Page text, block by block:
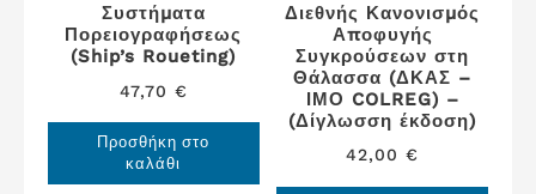
Συστήματα
Πορειογραφήσεως
(Ship’s Roueting)
47,70 €
Προσθήκη στο
καλάθι
Διεθνής Κανονισμός
Αποφυγής
Συγκρούσεων στη
Θάλασσα (ΔΚΑΣ –
ΙΜΟ COLREG) –
(Δίγλωσση έκδοση)
42,00€